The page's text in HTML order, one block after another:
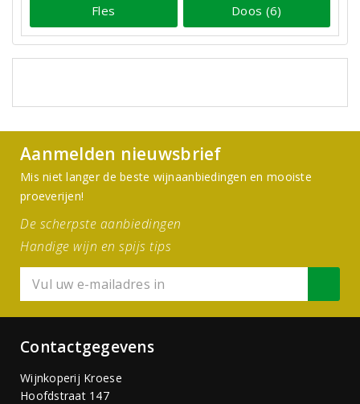
Fles Doos (6)
Aanmelden nieuwsbrief
Mis niet langer de beste wijnaanbiedingen en mooiste
proeverijen!
De scherpste aanbiedingen
Handige wijn en spijs tips
Contactgegevens
Wijnkoperij Kroese
Hoofdstraat 147